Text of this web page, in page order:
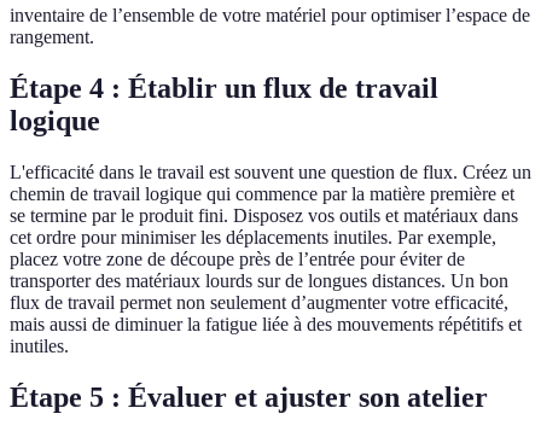
inventaire de l’ensemble de votre matériel pour optimiser l’espace de
rangement.
Étape 4 : Établir un flux de travail
logique
L'efficacité dans le travail est souvent une question de flux. Créez un
chemin de travail logique qui commence par la matière première et
se termine par le produit fini. Disposez vos outils et matériaux dans
cet ordre pour minimiser les déplacements inutiles. Par exemple,
placez votre zone de découpe près de l’entrée pour éviter de
transporter des matériaux lourds sur de longues distances. Un bon
flux de travail permet non seulement d’augmenter votre efficacité,
mais aussi de diminuer la fatigue liée à des mouvements répétitifs et
inutiles.
Étape 5 : Évaluer et ajuster son atelier